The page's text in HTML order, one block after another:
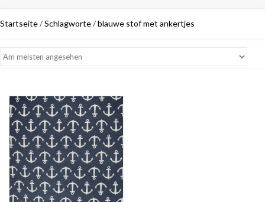
Startseite/Schlagworte/blauwe stof met ankertjes